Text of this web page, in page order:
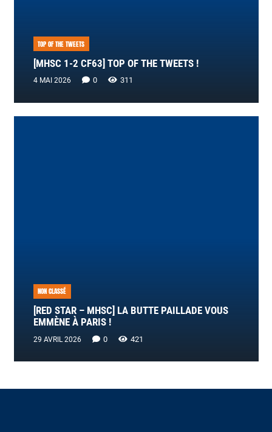
TOP OF THE TWEETS
[MHSC 1-2 CF63] TOP OF THE TWEETS !
4 MAI 2026 0 311
NON CLASSÉ
[RED STAR – MHSC] LA BUTTE PAILLADE VOUS
EMMÈNE À PARIS !
29 AVRIL 2026 0 421